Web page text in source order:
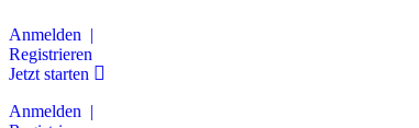
Anmelden |
Registrieren
Jetzt starten
Anmelden |